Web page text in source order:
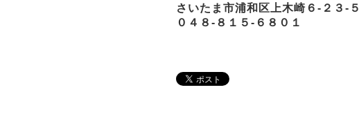
さいたま市浦和区上木崎６-２３-５
０４８-８１５-６８０１